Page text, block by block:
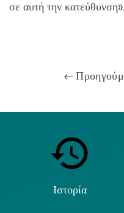
σε αυτή την κατεύθυνση».
Ιστορία